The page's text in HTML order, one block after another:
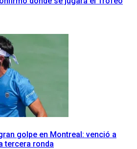
golpe en Montreal: venció a
tercera ronda